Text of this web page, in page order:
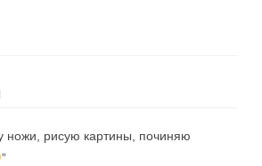
ножи, рисую картины, починяю
”